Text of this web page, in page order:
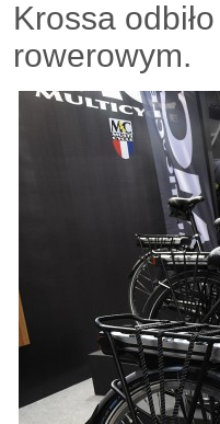
Krossa
rowerowym.